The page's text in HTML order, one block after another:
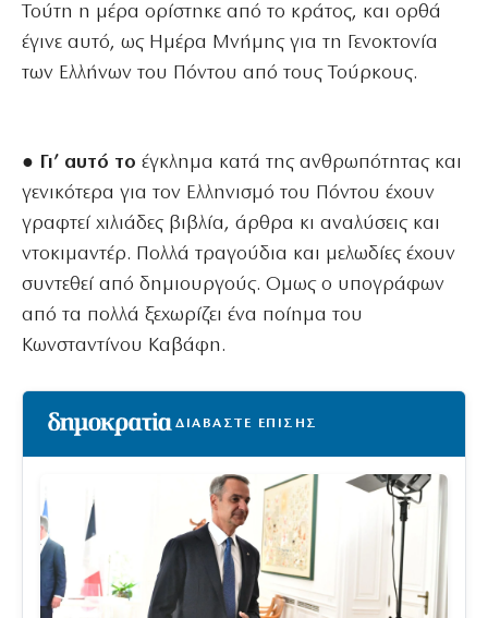
Τούτη η μέρα ορίστηκε από το κράτος, και ορθά
έγινε αυτό, ως Ημέρα Μνήμης για τη Γενοκτονία
των Ελλήνων του Πόντου από τους Τούρκους.
● Γι’ αυτό το έγκλημα κατά της ανθρωπότητας και
γενικότερα για τον Ελληνισμό του Πόντου έχουν
γραφτεί χιλιάδες βιβλία, άρθρα κι αναλύσεις και
ντοκιμαντέρ. Πολλά τραγούδια και μελωδίες έχουν
συντεθεί από δημιουργούς. Ομως ο υπογράφων
από τα πολλά ξεχωρίζει ένα ποίημα του
Κωνσταντίνου Καβάφη.
ΔΙΑΒΑΣΤΕ ΕΠΙΣΗΣ